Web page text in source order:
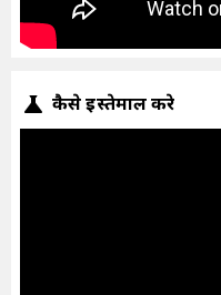
कैसे इस्तेमाल करे